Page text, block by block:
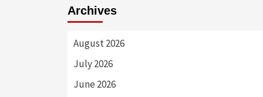
Archives
August 2026
July 2026
June 2026